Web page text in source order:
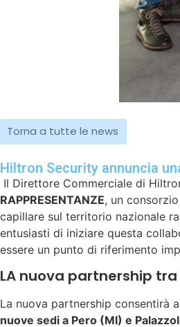
Torna a tutte le news
Hiltron Security annuncia
Il Direttore Commerciale di
RAPPRESENTANZE, un
capillare sul territorio nazionale
entusiasti di iniziare questa
essere un punto di riferimento
LA nuova partnership
La nuova partnership consentirà
nuove sedi a Pero (MI) e